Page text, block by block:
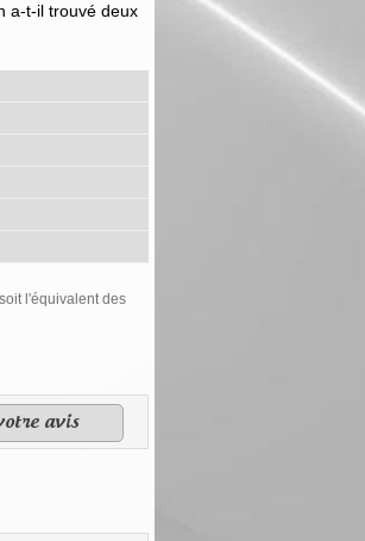
a-t-il trouvé deux
l'équivalent des
avis